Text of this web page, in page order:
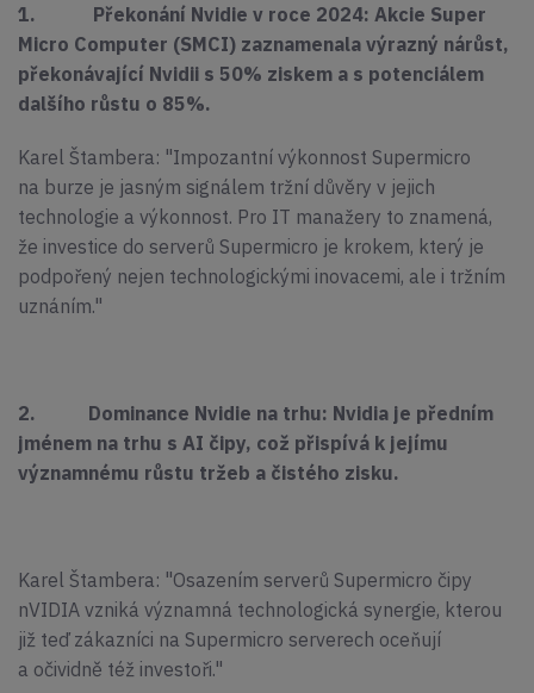
1. Překonání Nvidie v roce 2024: Akcie Super
Micro Computer (SMCI) zaznamenala výrazný nárůst,
překonávající Nvidii s 50% ziskem a s potenciálem
dalšího růstu o 85%.
Karel Štambera: "Impozantní výkonnost Supermicro
na burze je jasným signálem tržní důvěry v jejich
technologie a výkonnost. Pro IT manažery to znamená,
že investice do serverů Supermicro je krokem, který je
podpořený nejen technologickými inovacemi, ale i tržním
uznáním."
2. Dominance Nvidie na trhu: Nvidia je předním
jménem na trhu s AI čipy, což přispívá k jejímu
významnému růstu tržeb a čistého zisku.
Karel Štambera: "Osazením serverů Supermicro čipy
nVIDIA vzniká významná technologická synergie, kterou
již teď zákazníci na Supermicro serverech oceňují
a očividně též investoři."